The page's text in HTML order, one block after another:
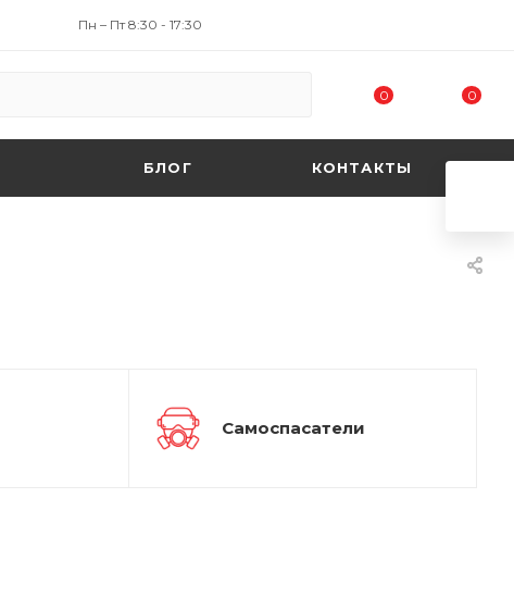
Пн – Пт 8:30 - 17:30
0 0
БЛОГ КОНТАКТЫ
Самоспасатели